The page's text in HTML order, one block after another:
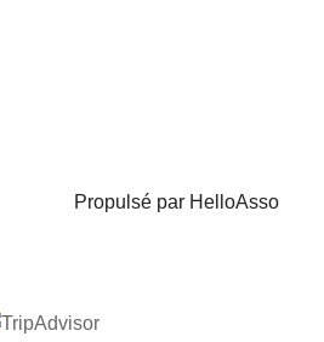
Propulsé par HelloAsso